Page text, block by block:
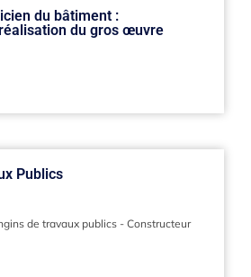
du bâtiment :
du gros œuvre
Publics
de travaux publics - Constructeur